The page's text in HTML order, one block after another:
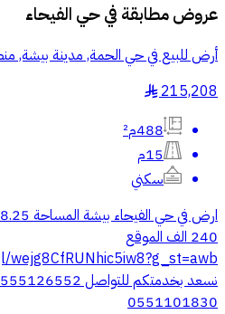
عروض مطابقة فيحي الفيحاء
أرض للبيع في حي الحمة, مدينة بيشة,
215,208
§
488م²
15م
سكني
240 الف الموقع
wejg8CfRUNhic5iw8?g_st=awb
0551101830